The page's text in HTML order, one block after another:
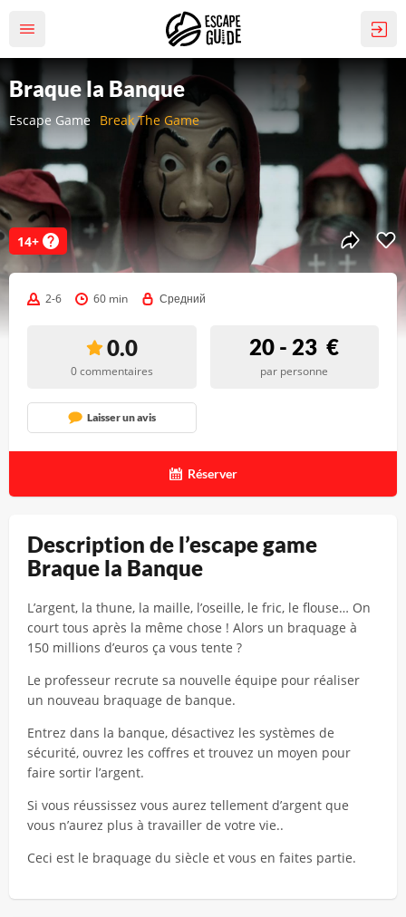
Escape Game Break The Game
Braque la Banque
14+
Description de l’escape game
Braque la Banque
L’argent, la thune, la maille, l’oseille, le fric, le flouse… On
court tous après la même chose ! Alors un braquage à
150 millions d’euros ça vous tente ?
Le professeur recrute sa nouvelle équipe pour réaliser
un nouveau braquage de banque.
Entrez dans la banque, désactivez les systèmes de
sécurité, ouvrez les coffres et trouvez un moyen pour
faire sortir l’argent.
Si vous réussissez vous aurez tellement d’argent que
vous n’aurez plus à travailler de votre vie..
Ceci est le braquage du siècle et vous en faites partie.
2-6 60 min Средний
0.0
0 commentaires
20 - 23 €
par personne
Laisser un avis
Réserver